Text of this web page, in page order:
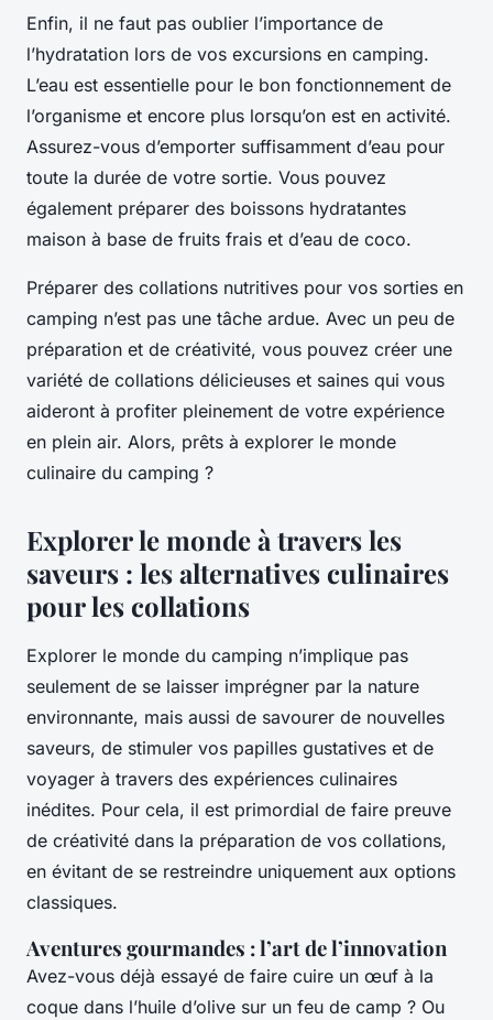
Enfin, il ne faut pas oublier l’importance de
l’hydratation lors de vos excursions en camping.
L’eau est essentielle pour le bon fonctionnement de
l’organisme et encore plus lorsqu’on est en activité.
Assurez-vous d’emporter suffisamment d’eau pour
toute la durée de votre sortie. Vous pouvez
également préparer des boissons hydratantes
maison à base de fruits frais et d’eau de coco.
Préparer des collations nutritives pour vos sorties en
camping n’est pas une tâche ardue. Avec un peu de
préparation et de créativité, vous pouvez créer une
variété de collations délicieuses et saines qui vous
aideront à profiter pleinement de votre expérience
en plein air. Alors, prêts à explorer le monde
culinaire du camping ?
Explorer le monde à travers les
saveurs : les alternatives culinaires
pour les collations
Explorer le monde du camping n’implique pas
seulement de se laisser imprégner par la nature
environnante, mais aussi de savourer de nouvelles
saveurs, de stimuler vos papilles gustatives et de
voyager à travers des expériences culinaires
inédites. Pour cela, il est primordial de faire preuve
de créativité dans la préparation de vos collations,
en évitant de se restreindre uniquement aux options
classiques.
Aventures gourmandes : l’art de l’innovation
Avez-vous déjà essayé de faire cuire un œuf à la
coque dans l’huile d’olive sur un feu de camp ? Ou